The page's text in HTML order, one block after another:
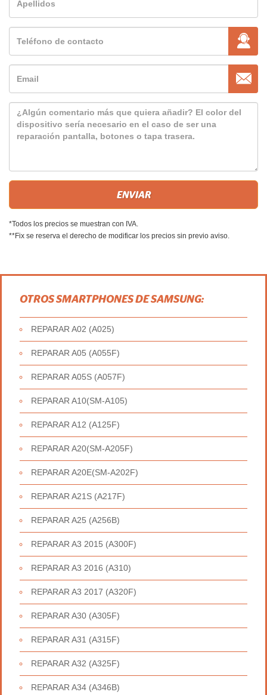
*Todos los precios se muestran con IVA.
**Fix se reserva el derecho de modificar los precios sin previo aviso.
OTROS SMARTPHONES DE SAMSUNG:
REPARAR A02 (A025)
REPARAR A05 (A055F)
REPARAR A05S (A057F)
REPARAR A10(SM-A105)
REPARAR A12 (A125F)
REPARAR A20(SM-A205F)
REPARAR A20E(SM-A202F)
REPARAR A21S (A217F)
REPARAR A25 (A256B)
REPARAR A3 2015 (A300F)
REPARAR A3 2016 (A310)
REPARAR A3 2017 (A320F)
REPARAR A30 (A305F)
REPARAR A31 (A315F)
REPARAR A32 (A325F)
REPARAR A34 (A346B)